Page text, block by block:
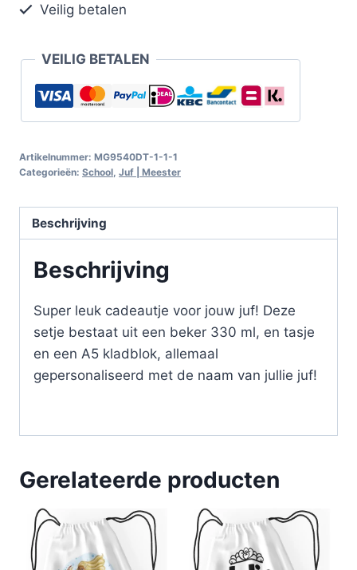
Veilig betalen
VEILIG BETALEN
Artikelnummer: MG9540DT-1-1-1
Categorieën: School Juf | Meester
Beschrijving
Beschrijving
Super leuk cadeautje voor jouw juf! Deze
setje bestaat uit een beker 330 ml, en tasje
en een A5 kladblok, allemaal
gepersonaliseerd met de naam van jullie juf!
Gerelateerde producten